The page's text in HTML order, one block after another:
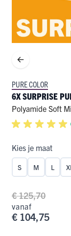
PURE COLOR
6X SURPRISE
Polyamide Soft
Kies je maat
S M L
€ 125,70
vanaf
€ 104,75